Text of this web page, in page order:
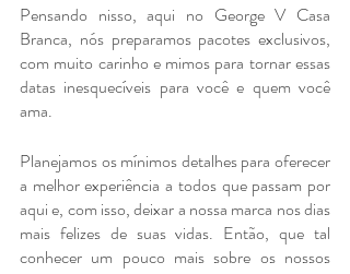
Pensando nisso, aqui no George V Casa
Branca, nós preparamos pacotes exclusivos,
com muito carinho e mimos para tornar essas
datas inesquecíveis para você e quem você
ama.
Planejamos os mínimos detalhes para oferecer
a melhor experiência a todos que passam por
aqui e, com isso, deixar a nossa marca nos dias
mais felizes de suas vidas. Então, que tal
conhecer um pouco mais sobre os nossos